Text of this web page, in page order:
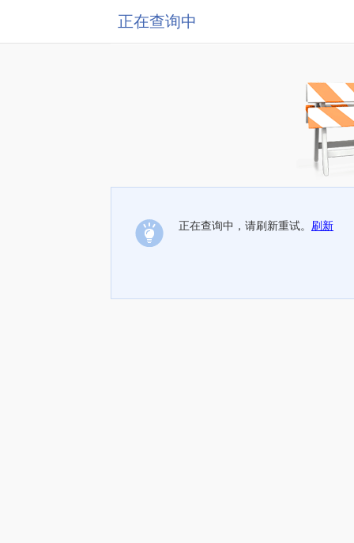
正在查询中
正在查询中，请刷新重试。 刷新